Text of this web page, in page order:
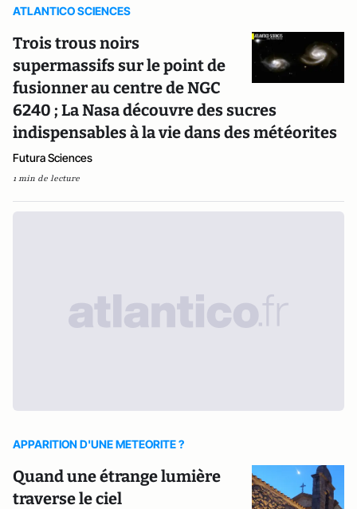
ATLANTICO SCIENCES
Trois trous noirs
supermassifs sur le point de
fusionner au centre de NGC
6240 ; La Nasa découvre des sucres
indispensables à la vie dans des météorites
Futura Sciences
1 min de lecture
APPARITION D'UNE METEORITE ?
Quand une étrange lumière
traverse le ciel